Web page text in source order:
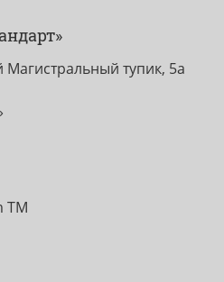
Магистральный тупик, 5а
TM